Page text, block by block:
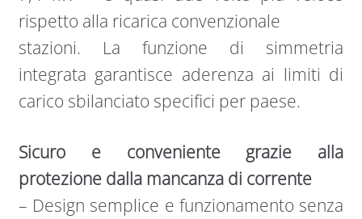
rispetto alla ricarica convenzionale
stazioni. La funzione di simmetria
integrata garantisce aderenza ai limiti di
carico sbilanciato specifici per paese.
Sicuro e conveniente grazie alla
protezione dalla mancanza di corrente
– Design semplice e funzionamento senza